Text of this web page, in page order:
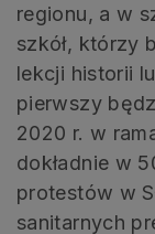
regionu, a w
szkół, którzy
lekcji historii
pierwszy
2020 r. w
dokładnie w
protestów w
sanitarnych